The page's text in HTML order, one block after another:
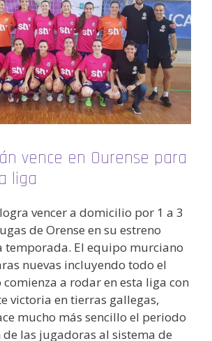
vence en Ourense para
liga
vencer a domicilio por 1 a 3
de Orense en su estreno
temporada. El equipo murciano
nuevas incluyendo todo el
a rodar en esta liga con
victoria en tierras gallegas,
mucho más sencillo el periodo
las jugadoras al sistema de